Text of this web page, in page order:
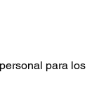
para los